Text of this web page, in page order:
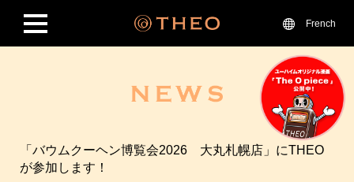
French
「バウムクーヘン博覧会2026 大丸札幌店」にTHEO
が参加します！